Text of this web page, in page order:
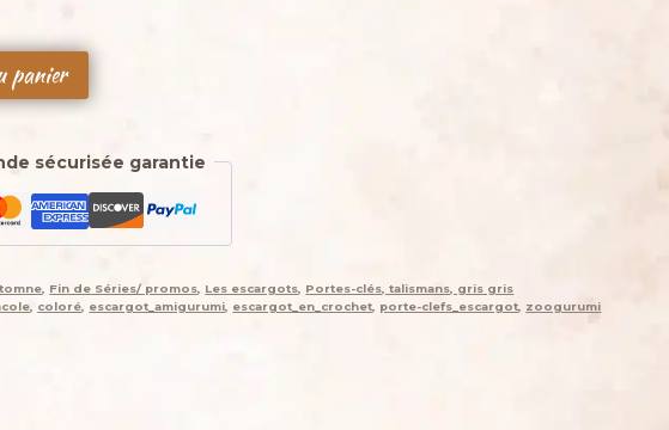
panier
sécurisée garantie
Fin de Séries/ promos Les escargots
Portes-clés, talismans, gris gris
coloré escargot_amigurumi escargot_en_crochet porte-clefs_escargot zoogurumi